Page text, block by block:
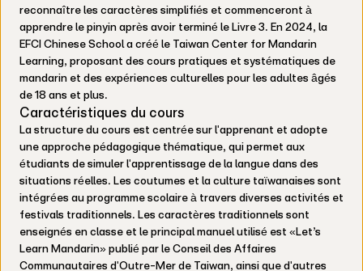
reconnaître les caractères simplifiés et commenceront à
apprendre le pinyin après avoir terminé le Livre 3. En 2024, la
EFCI Chinese School a créé le Taiwan Center for Mandarin
Learning, proposant des cours pratiques et systématiques de
mandarin et des expériences culturelles pour les adultes âgés
de 18 ans et plus.
Caractéristiques du cours
La structure du cours est centrée sur l'apprenant et adopte
une approche pédagogique thématique, qui permet aux
étudiants de simuler l'apprentissage de la langue dans des
situations réelles. Les coutumes et la culture taïwanaises sont
intégrées au programme scolaire à travers diverses activités et
festivals traditionnels. Les caractères traditionnels sont
enseignés en classe et le principal manuel utilisé est «Let’s
Learn Mandarin» publié par le Conseil des Affaires
Communautaires d'Outre-Mer de Taiwan, ainsi que d'autres